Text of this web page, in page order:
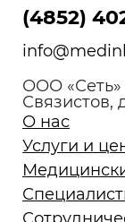
(4852)
ООО «Сеть»
Связистов,
О нас
Услуги и